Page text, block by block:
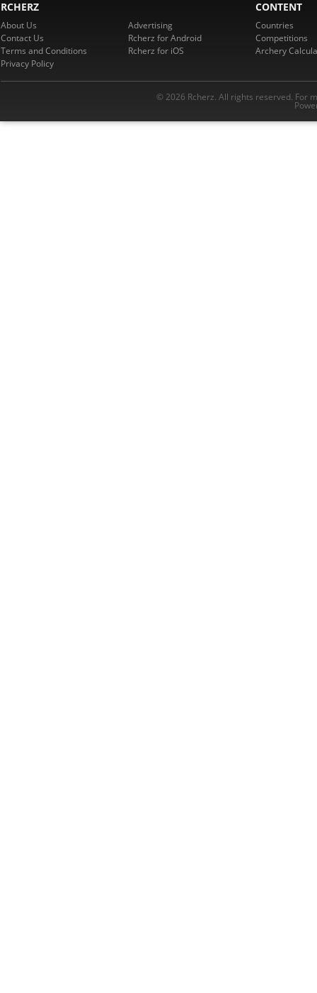
RCHERZ
About Us
Contact Us
Terms and Conditions
Privacy Policy
Advertising
Rcherz for Android
Rcherz for iOS
CONTENT
Countries
Competitions
Archery
© 2026 Rcherz. All rights reserved. For